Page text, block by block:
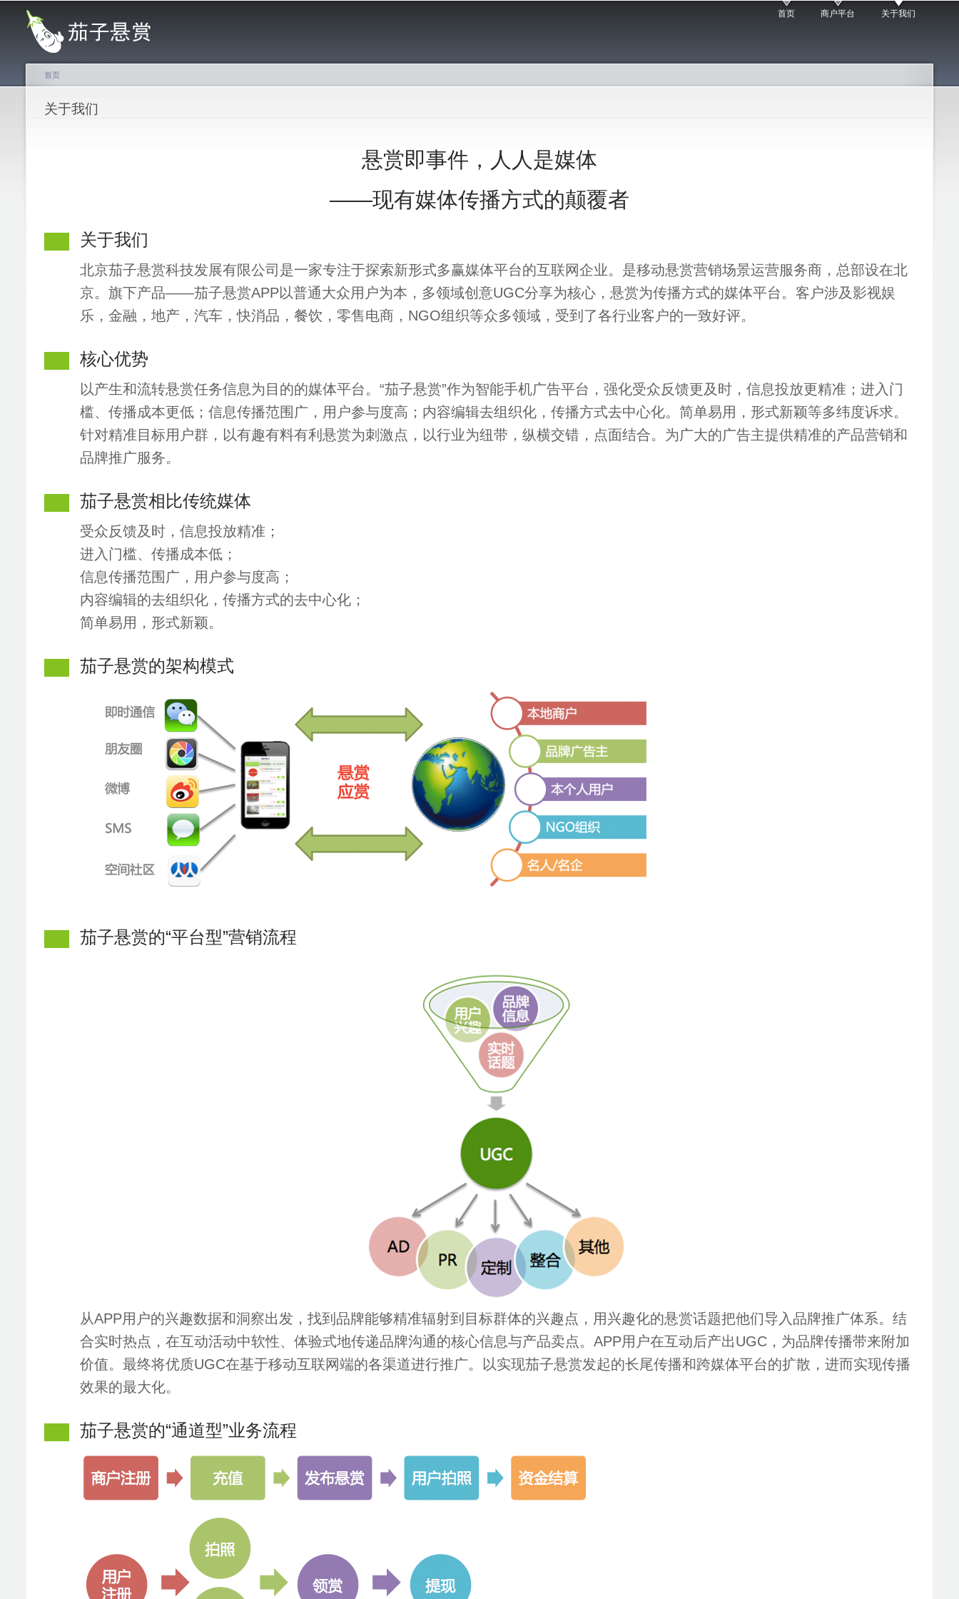
要
主菜单 首页 商户平台 关于我们
你在这里
首页
关于我们
悬赏即事件，人人是媒体
——现有媒体传播方式的颠覆者
关于我们
北京茄子悬赏科技发展有限公司是一家专注于探索新形式多赢媒体平台的互联网企业。是移动悬赏营销场景运营服务商，总部设在北
京。旗下产品——茄子悬赏APP以普通大众用户为本，多领域创意UGC分享为核心，悬赏为传播方式的媒体平台。客户涉及影视娱
乐，金融，地产，汽车，快消品，餐饮，零售电商，NGO组织等众多领域，受到了各行业客户的一致好评。
核心优势
以产生和流转悬赏任务信息为目的的媒体平台。“茄子悬赏”作为智能手机广告平台，强化受众反馈更及时，信息投放更精准；进入门
槛、传播成本更低；信息传播范围广，用户参与度高；内容编辑去组织化，传播方式去中心化。简单易用，形式新颖等多纬度诉求。
针对精准目标用户群，以有趣有料有利悬赏为刺激点，以行业为纽带，纵横交错，点面结合。为广大的广告主提供精准的产品营销和
品牌推广服务。
茄子悬赏相比传统媒体
受众反馈及时，信息投放精准；
进入门槛、传播成本低；
信息传播范围广，用户参与度高；
内容编辑的去组织化，传播方式的去中心化；
简单易用，形式新颖。
茄子悬赏的架构模式
茄子悬赏的“平台型”营销流程
从APP用户的兴趣数据和洞察出发，找到品牌能够精准辐射到目标群体的兴趣点，用兴趣化的悬赏话题把他们导入品牌推广体系。结
合实时热点，在互动活动中软性、体验式地传递品牌沟通的核心信息与产品卖点。APP用户在互动后产出UGC，为品牌传播带来附加
价值。最终将优质UGC在基于移动互联网端的各渠道进行推广。以实现茄子悬赏发起的长尾传播和跨媒体平台的扩散，进而实现传播
效果的最大化。
茄子悬赏的“通道型”业务流程